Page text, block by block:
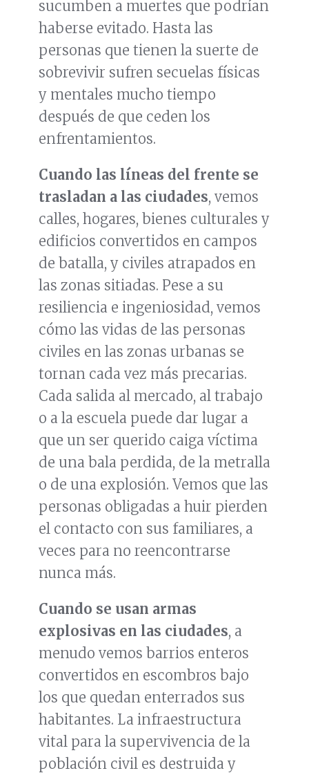
sucumben a muertes que podrían
haberse evitado. Hasta las
personas que tienen la suerte de
sobrevivir sufren secuelas físicas
y mentales mucho tiempo
después de que ceden los
enfrentamientos.
Cuando las líneas del frente se
trasladan a las ciudades, vemos
calles, hogares, bienes culturales y
edificios convertidos en campos
de batalla, y civiles atrapados en
las zonas sitiadas. Pese a su
resiliencia e ingeniosidad, vemos
cómo las vidas de las personas
civiles en las zonas urbanas se
tornan cada vez más precarias.
Cada salida al mercado, al trabajo
o a la escuela puede dar lugar a
que un ser querido caiga víctima
de una bala perdida, de la metralla
o de una explosión. Vemos que las
personas obligadas a huir pierden
el contacto con sus familiares, a
veces para no reencontrarse
nunca más.
Cuando se usan armas
explosivas en las ciudades, a
menudo vemos barrios enteros
convertidos en escombros bajo
los que quedan enterrados sus
habitantes. La infraestructura
vital para la supervivencia de la
población civil es destruida y